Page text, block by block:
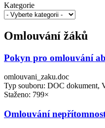
Kategorie
Omlouvání žáků
Pokyn pro omlouvání
omlouvani_zaku.doc
Typ souboru: DOC dokument,
Staženo: 799×
Omlouvání